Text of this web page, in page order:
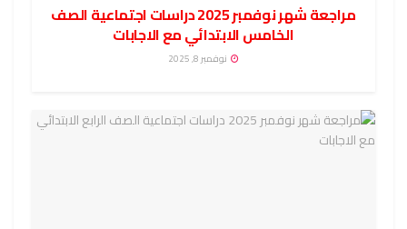
مراجعة شهر نوفمبر 2025 دراسات اجتماعية الصف
الخامس الابتدائي مع الاجابات
نوفمبر 8, 2025